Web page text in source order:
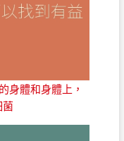
身體和身體上，
菌